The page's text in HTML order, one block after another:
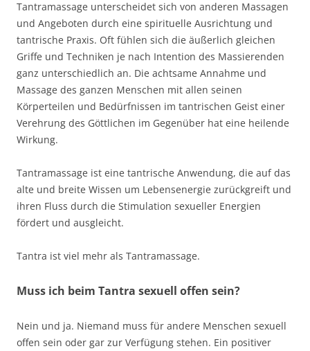
Tantramassage unterscheidet sich von anderen Massagen
und Angeboten durch eine spirituelle Ausrichtung und
tantrische Praxis. Oft fühlen sich die äußerlich gleichen
Griffe und Techniken je nach Intention des Massierenden
ganz unterschiedlich an. Die achtsame Annahme und
Massage des ganzen Menschen mit allen seinen
Körperteilen und Bedürfnissen im tantrischen Geist einer
Verehrung des Göttlichen im Gegenüber hat eine heilende
Wirkung.
Tantramassage ist eine tantrische Anwendung, die auf das
alte und breite Wissen um Lebensenergie zurückgreift und
ihren Fluss durch die Stimulation sexueller Energien
fördert und ausgleicht.
Tantra ist viel mehr als Tantramassage.
Muss ich beim Tantra sexuell offen sein?
Nein und ja. Niemand muss für andere Menschen sexuell
offen sein oder gar zur Verfügung stehen. Ein positiver